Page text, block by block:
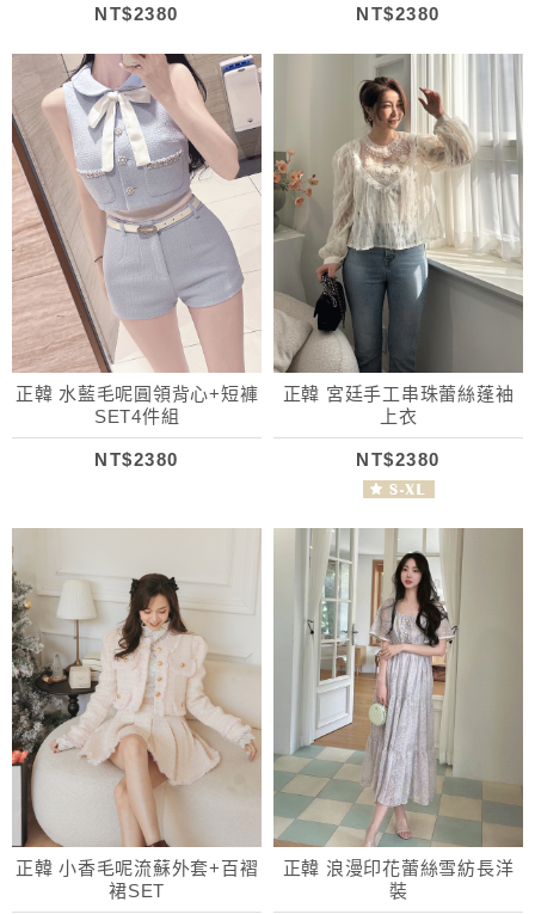
NT$2380 NT$2380
正韓 水藍毛呢圓領背心+短褲
SET4件組
NT$2380
正韓 宮廷手工串珠蕾絲蓬袖
上衣
NT$2380
正韓 小香毛呢流蘇外套+百褶
裙SET
正韓 浪漫印花蕾絲雪紡長洋
裝